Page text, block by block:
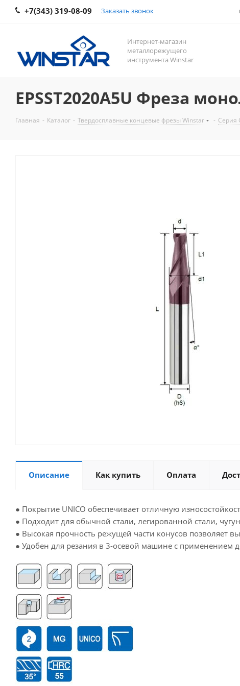
+7(343) 319-08-09 Заказать звонок
Интернет-магазин
металлорежущего
инструмента Winstar
EPSST2020A5U Фреза
Главная - Каталог - Твердосплавные концевые фрезы Winstar - Серия
Описание Как купить Оплата
● Покрытие UNICO обеспечивает отличную
● Подходит для обычной стали, легированной стали,
● Высокая прочность режущей части конусов позволяет
● Удобен для резания в 3-осевой машине с применением